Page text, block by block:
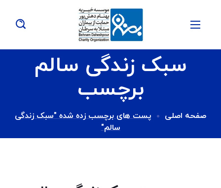
سبک زندگی سالم
برچسب
صفحه اصلی
پست های برچسب زده شده "سبک زندگی
سالم"